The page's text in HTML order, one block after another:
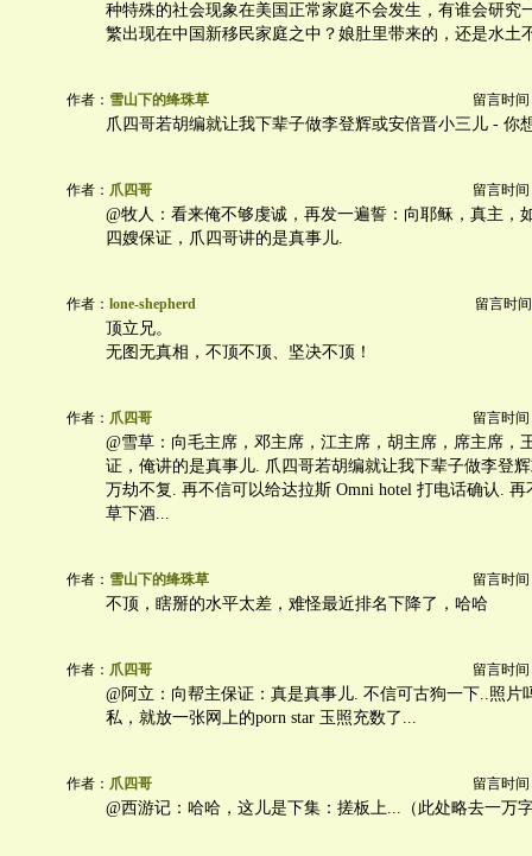
种特殊的社会现象在美国正常家庭不会发生，有谁会研究
繁出现在中国新移民家庭之中？娘肚里带来的，还是水土
作者： 雪山下的绛珠草 留言时间
爪四哥若胡编就让我下辈子做李登辉或安倍晋小三儿 - 你
作者： 爪四哥 留言时间
@牧人：看来俺不够虔诚，再发一遍誓：向耶稣，真主，
四嫂保证，爪四哥讲的是真事儿.
作者： lone-shepherd 留言时
顶立兄。
无图无真相，不顶不顶、坚决不顶！
作者： 爪四哥 留言时间
@雪草：向毛主席，邓主席，江主席，胡主席，席主席，
证，俺讲的是真事儿. 爪四哥若胡编就让我下辈子做李登
万劫不复. 再不信可以给达拉斯 Omni hotel 打电话确认.
草下酒...
作者： 雪山下的绛珠草 留言时间
不顶，瞎掰的水平太差，难怪最近排名下降了，哈哈
作者： 爪四哥 留言时间
@阿立：向帮主保证：真是真事儿. 不信可古狗一下..照片
私，就放一张网上的porn star 玉照充数了...
作者： 爪四哥 留言时间
@西游记：哈哈，这儿是下集：搓板上...（此处略去一万